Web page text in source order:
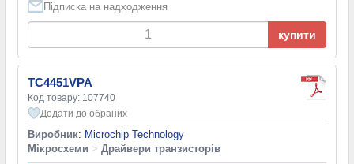
Підписка на надходження
купити
TC4451VPA
Код товару: 107740
Додати до обраних
Виробник: Microchip Technology
Мікросхеми > Драйвери транзисторів